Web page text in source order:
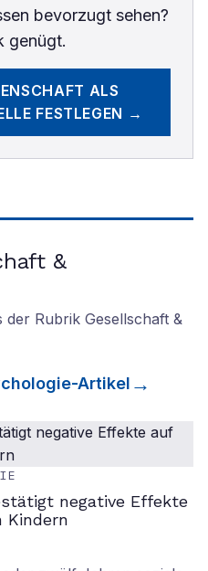
bevorzugt sehen?
genügt.
ALS
FESTLEGEN →
&
der Rubrik Gesellschaft &
-Artikel
negative Effekte
Kindern